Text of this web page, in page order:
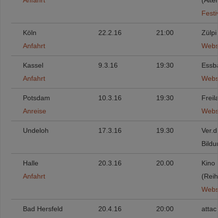
Köln
Anfahrt
22.2.16 21:00
Kassel
Anfahrt
9.3.16 19:30
Potsdam
Anreise
10.3.16 19:30
Undeloh 17.3.16 19.30
Ver.di
Halle
Anfahrt
20.3.16 20.00
Kino
Bad Hersfeld 20.4.16 20:00 attac